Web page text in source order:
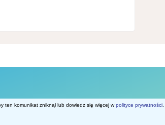
Belgia.net
ten komunikat zniknął lub dowiedz się więcej wpolityce prywatności.